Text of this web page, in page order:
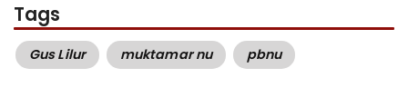
Tags
Gus Lilur muktamar nu pbnu